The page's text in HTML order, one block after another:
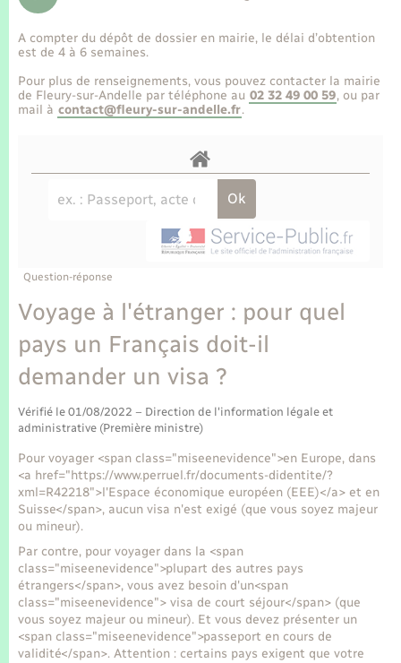
Etat-civil - Papiers - Citoyenneté
Mariage – PACS
Parrainage civil
Logement - Urbanisme
Nouvel habitant
Organisation d’événement
Sécurité - Prévention
Seniors
Transports
Transports scolaires
Voirie et espace public
Travaux - Autorisation d’occupation de l’espace
public
Compétences
Plan interactif
La Communauté de communes
A compter du dépôt de dossier en mairie, le délai d’obtention
est de 4 à 6 semaines.
Pour plus de renseignements, vous pouvez contacter la mairie
de Fleury-sur-Andelle par téléphone au 02 32 49 00 59, ou par
mail à contact@fleury-sur-andelle.fr.
Question-réponse
Voyage à l'étranger : pour quel
pays un Français doit-il
demander un visa ?
Vérifié le 01/08/2022 – Direction de l'information légale et
administrative (Première ministre)
Pour voyager <span class="miseenevidence">en Europe, dans
<a href="https://www.perruel.fr/documents-didentite/?
xml=R42218">l'Espace économique européen (EEE)</a> et en
Suisse</span>, aucun visa n'est exigé (que vous soyez majeur
ou mineur).
Par contre, pour voyager dans la <span
class="miseenevidence">plupart des autres pays
étrangers</span>, vous avez besoin d'un<span
class="miseenevidence"> visa de court séjour</span> (que
vous soyez majeur ou mineur). Et vous devez présenter un
<span class="miseenevidence">passeport en cours de
validité</span>. Attention : certains pays exigent que votre